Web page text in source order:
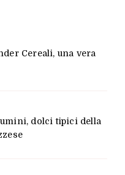
Cereali, una vera
dolci tipici della